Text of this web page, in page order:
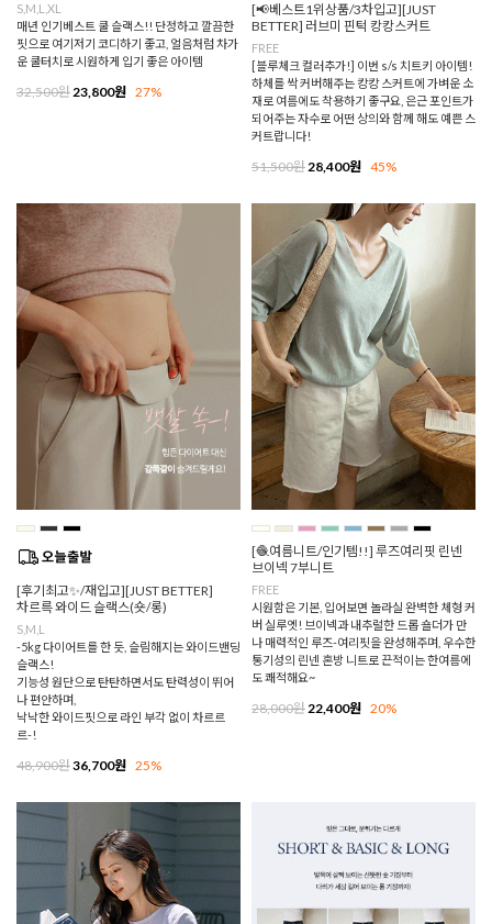
S,M,L,XL
매년 인기베스트 쿨 슬랙스!! 단정하고 깔끔한
핏으로 여기저기 코디하기 좋고, 얼음처럼 차가
운 쿨터치로 시원하게 입기 좋은 아이템
32,500원23,800원 27%
[📢베스트1위상품/3차입고][JUST
BETTER] 러브미 핀턱 캉캉스커트
FREE
[블루체크 컬러추가!] 이번 s/s 치트키 아이템!
하체를 싹 커버해주는 캉캉 스커트에 가벼운 소
재로 여름에도 착용하기 좋구요, 은근 포인트가
되어주는 자수로 어떤 상의와 함께 해도 예쁜 스
커트랍니다!
51,500원28,400원 45%
[후기최고✨/재입고][JUST BETTER]
차르륵 와이드 슬랙스(숏/롱)
S,M,L
-5kg 다이어트를 한 듯, 슬림해지는 와이드밴딩
슬랙스!
기능성 원단으로 탄탄하면서도 탄력성이 뛰어
나 편안하며,
낙낙한 와이드핏으로 라인 부각 없이 차르르
르-!
48,900원36,700원 25%
[🧶여름니트/인기템!!] 루즈여리핏 린넨
브이넥 7부니트
FREE
시원함은 기본, 입어보면 놀라실 완벽한 체형 커
버 실루엣! 브이넥과 내추럴한 드롭 숄더가 만
나 매력적인 루즈-여리핏을 완성해주며, 우수한
통기성의 린넨 혼방 니트로 끈적이는 한여름에
도 쾌적해요~
28,000원22,400원 20%